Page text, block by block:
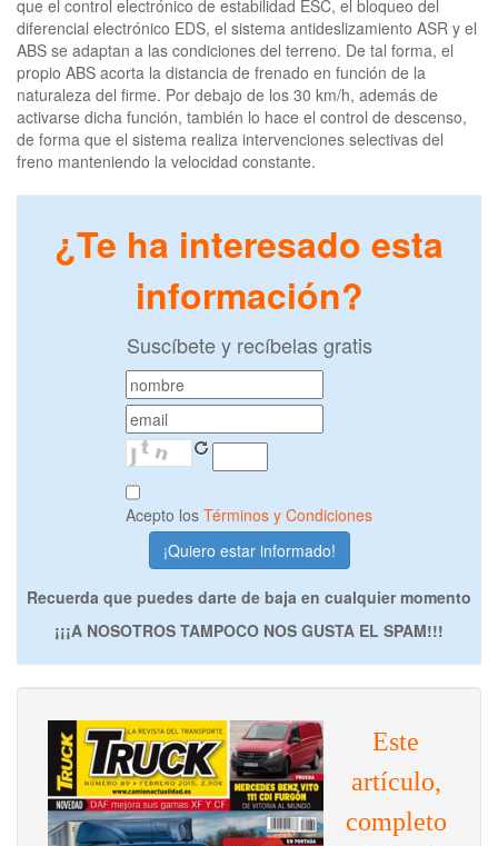
que el control electrónico de estabilidad ESC, el bloqueo del
diferencial electrónico EDS, el sistema antideslizamiento ASR y el
ABS se adaptan a las condiciones del terreno. De tal forma, el
propio ABS acorta la distancia de frenado en función de la
naturaleza del firme. Por debajo de los 30 km/h, además de
activarse dicha función, también lo hace el control de descenso,
de forma que el sistema realiza intervenciones selectivas del
freno manteniendo la velocidad constante.
¿Te ha interesado esta
información?
Suscíbete y recíbelas gratis
Acepto los Términos y Condiciones
Recuerda que puedes darte de baja en cualquier momento
¡¡¡A NOSOTROS TAMPOCO NOS GUSTA EL SPAM!!!
Este
artículo,
completo